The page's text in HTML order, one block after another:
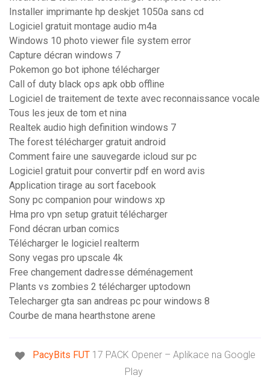
Installer imprimante hp deskjet 1050a sans cd
Logiciel gratuit montage audio m4a
Windows 10 photo viewer file system error
Capture décran windows 7
Pokemon go bot iphone télécharger
Call of duty black ops apk obb offline
Logiciel de traitement de texte avec reconnaissance vocale
Tous les jeux de tom et nina
Realtek audio high definition windows 7
The forest télécharger gratuit android
Comment faire une sauvegarde icloud sur pc
Logiciel gratuit pour convertir pdf en word avis
Application tirage au sort facebook
Sony pc companion pour windows xp
Hma pro vpn setup gratuit télécharger
Fond décran urban comics
Télécharger le logiciel realterm
Sony vegas pro upscale 4k
Free changement dadresse déménagement
Plants vs zombies 2 télécharger uptodown
Telecharger gta san andreas pc pour windows 8
Courbe de mana hearthstone arene
PacyBits FUT17 PACK Opener – Aplikace na Google
Play